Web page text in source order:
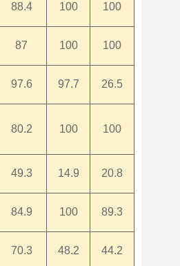
88.4 100 100
87 100 100
97.6 97.7 26.5
80.2 100 100
49.3 14.9 20.8
84.9 100 89.3
70.3 48.2 44.2